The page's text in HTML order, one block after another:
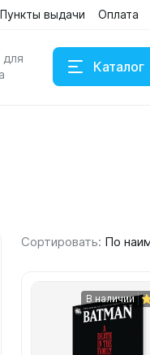
Пункты выдачи Оплата
для
Каталог
Сортировать: По
В наличии